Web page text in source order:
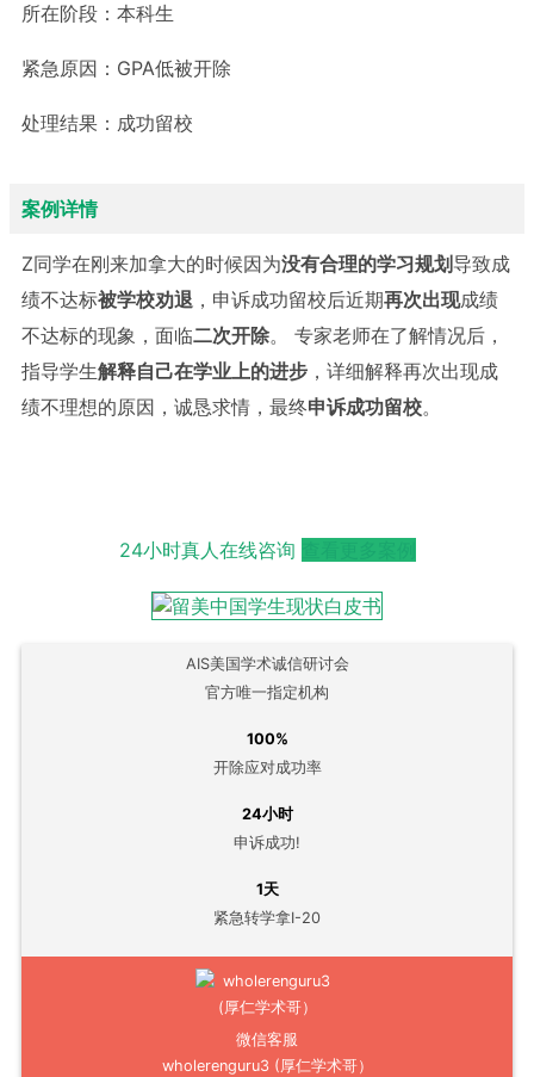
所在阶段： 本科生
紧急原因： GPA低被开除
处理结果： 成功留校
案例详情
Z同学在刚来加拿大的时候因为没有合理的学习规划 导致成
绩不达标被学校劝退 ，申诉成功留校后近期再次出现成绩
不达标的现象，面临二次开除。 专家老师在了解情况后，
指导学生解释自己在学业上的进步 ，详细解释再次出现成
绩不理想的原因，诚恳求情，最终申诉成功留校。
24小时真人在线咨询
AIS美国学术诚信研讨会
官方唯一指定机构
100%
开除应对成功率
24小时
申诉成功!
1天
紧急转学拿I-20
微信客服
wholerenguru3 (厚仁学术哥）